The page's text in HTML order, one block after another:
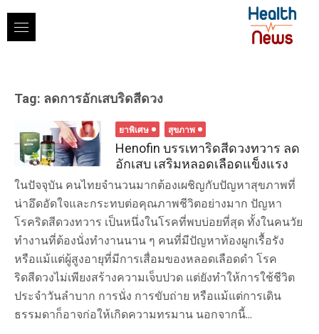
content
Tag: ลดการอักเสบริดสีดวง
ยาพิเศษ สุขภาพ
Henofin บรรเทาริดสีดวงทวาร ลด
อักเสบ เสริมหลอดเลือดแข็งแรง
ในปัจจุบัน คนไทยจำนวนมากต้องเผชิญกับปัญหาสุขภาพที่
น่าอึดอัดใจและกระทบต่อคุณภาพชีวิตอย่างมาก ปัญหา
โรคริดสีดวงทวาร เป็นหนึ่งในโรคที่พบบ่อยที่สุด ทั้งในคนวัย
ทำงานที่ต้องนั่งทำงานนาน ๆ คนที่มีปัญหาท้องผูกเรื้อรัง
หรือแม้แต่ผู้สูงอายุที่มีการเสื่อมของหลอดเลือดดำ โรค
ริดสีดวงไม่เพียงสร้างความเจ็บปวด แต่ยังทำให้การใช้ชีวิต
ประจำวันลำบาก การนั่ง การขับถ่าย หรือแม้แต่การเดิน
ธรรมดาก็อาจก่อให้เกิดความทรมาน นอกจากนี้...